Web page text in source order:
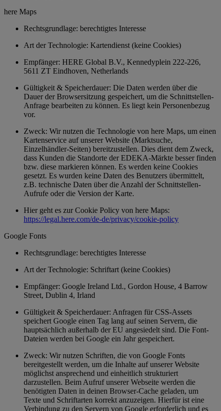
here Maps
Rechtsgrundlage: berechtigtes Interesse
Art der Technologie: Kartendienst (keine Cookies)
Empfänger: HERE Global B.V., Kennedyplein 222-226,
5611 ZT Eindhoven, Netherlands
Gültigkeit & Speicherdauer: Die Daten werden über die
Dauer der Browsersitzung gespeichert, um die Schnittstellen-
Anfrage bearbeiten zu können. Es liegt kein Personenbezug
vor.
Zweck: Wir nutzen die Technologie von here Maps, um einen
Kartenservice auf unserer Website (Marktsuche,
Einzelhändler-Seiten) bereitzustellen. Dies dient dem Zweck,
dass Kunden die Standorte der EDEKA-Märkte besser finden
bzw. diese markieren können. Es werden keine Cookies
gesetzt. Es wurden keine Daten des Benutzers übermittelt,
z.B. technische Daten über die Anzahl der Schnittstellen-
Aufrufe oder die Version der Karte.
Hier geht es zur Cookie Policy von here Maps:
https://legal.here.com/de-de/privacy/cookie-policy
Google Fonts
Rechtsgrundlage: berechtigtes Interesse
Art der Technologie: Schriftart (keine Cookies)
Empfänger: Google Ireland Ltd., Gordon House, 4 Barrow
Street, Dublin 4, Irland
Gültigkeit & Speicherdauer: Anfragen für CSS-Assets
speichert Google einen Tag lang auf seinen Servern, die
hauptsächlich außerhalb der EU angesiedelt sind. Die Font-
Dateien werden bei Google ein Jahr gespeichert.
Zweck: Wir nutzen Schriften, die von Google Fonts
bereitgestellt werden, um die Inhalte auf unserer Website
möglichst ansprechend und einheitlich strukturiert
darzustellen. Beim Aufruf unserer Webseite werden die
benötigten Daten in deinen Browser-Cache geladen, um
Texte und Schriftarten korrekt anzuzeigen. Hierfür ist eine
Verbindung zu den Servern von Google erforderlich und es